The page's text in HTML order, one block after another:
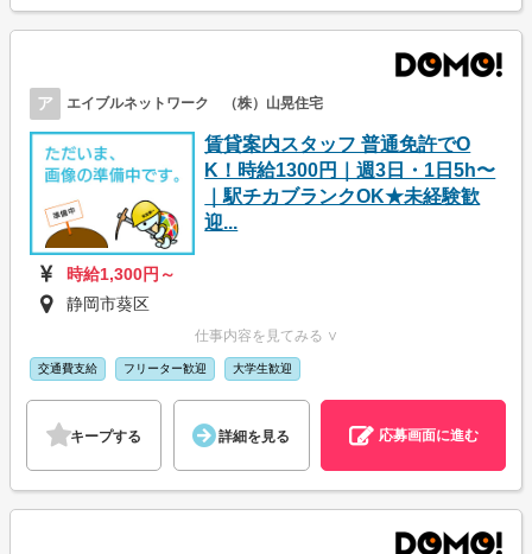
ア エイブルネットワーク （株）山晃住宅
賃貸案内スタッフ 普通免許でO
K！時給1300円｜週3日・1日5h〜
｜駅チカブランクOK★未経験歓
迎...
時給1,300円～
静岡市葵区
仕事内容を見てみる ∨
交通費支給 フリーター歓迎 大学生歓迎
キープする 詳細を見る 応募画面に進む